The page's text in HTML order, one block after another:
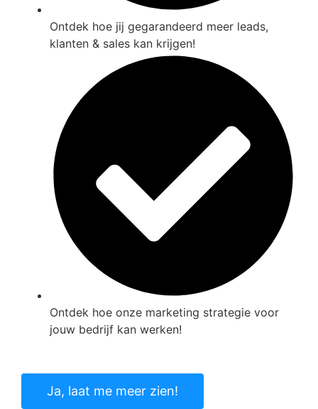
Ontdek hoe jij gegarandeerd meer leads,
klanten & sales kan krijgen!
Ontdek hoe onze marketing strategie voor
jouw bedrijf kan werken!
Ja, laat me meer zien!